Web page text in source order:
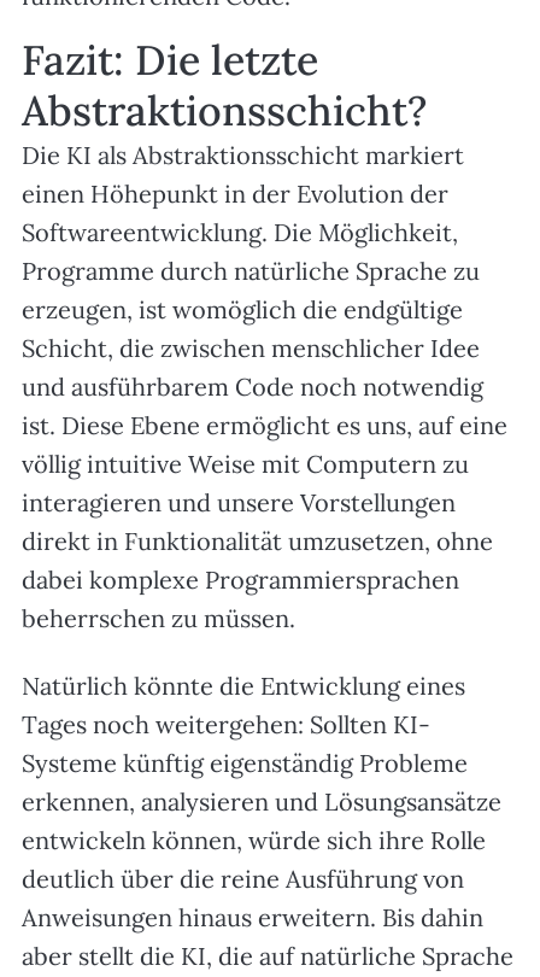
Fazit: Die letzte
Abstraktionsschicht?
Die KI als Abstraktionsschicht markiert
einen Höhepunkt in der Evolution der
Softwareentwicklung. Die Möglichkeit,
Programme durch natürliche Sprache zu
erzeugen, ist womöglich die endgültige
Schicht, die zwischen menschlicher Idee
und ausführbarem Code noch notwendig
ist. Diese Ebene ermöglicht es uns, auf eine
völlig intuitive Weise mit Computern zu
interagieren und unsere Vorstellungen
direkt in Funktionalität umzusetzen, ohne
dabei komplexe Programmiersprachen
beherrschen zu müssen.
Natürlich könnte die Entwicklung eines
Tages noch weitergehen: Sollten KI-
Systeme künftig eigenständig Probleme
erkennen, analysieren und Lösungsansätze
entwickeln können, würde sich ihre Rolle
deutlich über die reine Ausführung von
Anweisungen hinaus erweitern. Bis dahin
aber stellt die KI, die auf natürliche Sprache